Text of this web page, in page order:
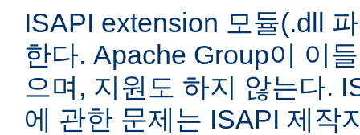
ISAPI extension 모듈(.dll
한다. Apache Group이 이
으며, 지원도 하지 않는다.
에 관한 문제는 ISAPI 제작